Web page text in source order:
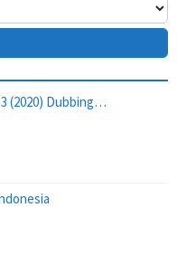
3 (2020) Dubbing…